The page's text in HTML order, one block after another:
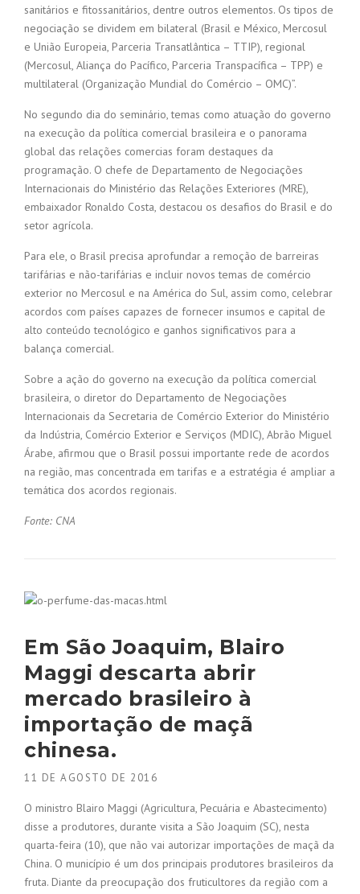
sanitários e fitossanitários, dentre outros elementos. Os tipos de
negociação se dividem em bilateral (Brasil e México, Mercosul
e União Europeia, Parceria Transatlântica – TTIP), regional
(Mercosul, Aliança do Pacífico, Parceria Transpacífica – TPP) e
multilateral (Organização Mundial do Comércio – OMC)”.
No segundo dia do seminário, temas como atuação do governo
na execução da política comercial brasileira e o panorama
global das relações comercias foram destaques da
programação. O chefe de Departamento de Negociações
Internacionais do Ministério das Relações Exteriores (MRE),
embaixador Ronaldo Costa, destacou os desafios do Brasil e do
setor agrícola.
Para ele, o Brasil precisa aprofundar a remoção de barreiras
tarifárias e não-tarifárias e incluir novos temas de comércio
exterior no Mercosul e na América do Sul, assim como, celebrar
acordos com países capazes de fornecer insumos e capital de
alto conteúdo tecnológico e ganhos significativos para a
balança comercial.
Sobre a ação do governo na execução da política comercial
brasileira, o diretor do Departamento de Negociações
Internacionais da Secretaria de Comércio Exterior do Ministério
da Indústria, Comércio Exterior e Serviços (MDIC), Abrão Miguel
Árabe, afirmou que o Brasil possui importante rede de acordos
na região, mas concentrada em tarifas e a estratégia é ampliar a
temática dos acordos regionais.
Fonte: CNA
Em São Joaquim, Blairo
Maggi descarta abrir
mercado brasileiro à
importação de maçã
chinesa.
11 DE AGOSTO DE 2016
O ministro Blairo Maggi (Agricultura, Pecuária e Abastecimento)
disse a produtores, durante visita a São Joaquim (SC), nesta
quarta-feira (10), que não vai autorizar importações de maçã da
China. O município é um dos principais produtores brasileiros da
fruta. Diante da preocupação dos fruticultores da região com a